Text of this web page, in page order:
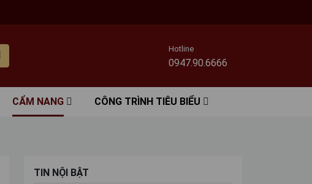
Hotline
0947.90.6666
CẨM NANG CÔNG TRÌNH TIÊU BIỂU
TIN NỘI BẬT